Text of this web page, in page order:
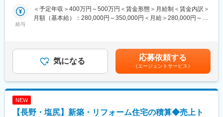
ます。
おり、2020年はコロナ渦中ながら業績の昨対比を超えておりま
す。
■業務詳細：
【取引先】大手ゼネコン・官公庁・設計事務所
【工期】2週間～1年程
【担当件数】4～5件
【ソフト】ヘリオス
建物の【構造班】と【意匠班】のチームに分かれて業務を分担し
給与
＜予定年収＞400万円～500万円＜賃金形態＞月給制＜賃金内訳＞
月額（基本給）：280,000円～350,000円＜月給＞280,000円～
気になる 応募依頼する
（エージェントサービス）
NEW
【長野・塩尻】新築・リフォーム住宅の積算◆売上ト